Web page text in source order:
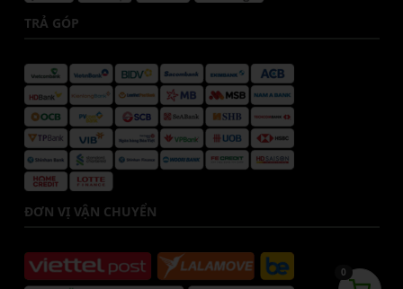
TRẢ GÓP
ĐƠN VỊ VẬN CHUYỂN
0